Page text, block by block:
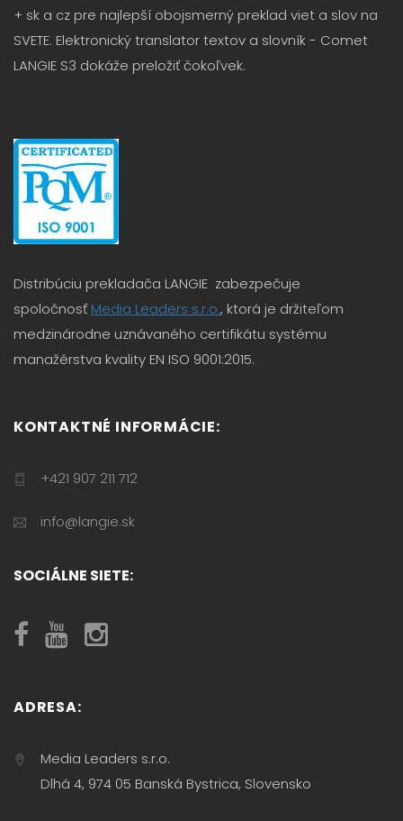
+ sk a cz pre najlepší obojsmerný preklad viet a slov na
SVETE. Elektronický translator textov a slovník - Comet
LANGIE S3 dokáže preložiť čokoľvek.
Distribúciu prekladača LANGIE zabezpečuje
spoločnosť Media Leaders s.r.o., ktorá je držiteľom
medzinárodne uznávaného certifikátu systému
manažérstva kvality EN ISO 9001:2015.
KONTAKTNÉ INFORMÁCIE:
+421 907 211 712
info@langie.sk
SOCIÁLNE SIETE:
ADRESA:
Media Leaders s.r.o.
Dlhá 4, 974 05 Banská Bystrica, Slovensko